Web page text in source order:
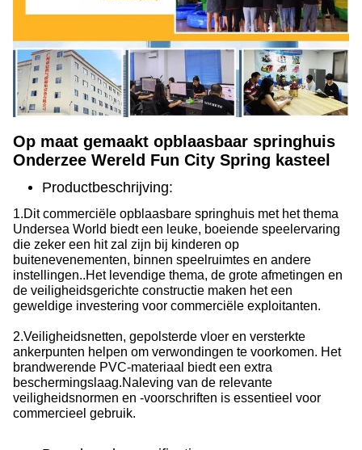
Op maat gemaakt opblaasbaar springhuis
Onderzee Wereld Fun City Spring kasteel
Productbeschrijving:
1. Dit commerciële opblaasbare springhuis met het thema
Undersea World biedt een leuke, boeiende speelervaring
die zeker een hit zal zijn bij kinderen op
buitenevenementen, binnen speelruimtes en andere
instellingen..Het levendige thema, de grote afmetingen en
de veiligheidsgerichte constructie maken het een
geweldige investering voor commerciële exploitanten.
2. Veiligheidsnetten, gepolsterde vloer en versterkte
ankerpunten helpen om verwondingen te voorkomen. Het
brandwerende PVC-materiaal biedt een extra
beschermingslaag.Naleving van de relevante
veiligheidsnormen en -voorschriften is essentieel voor
commercieel gebruik.